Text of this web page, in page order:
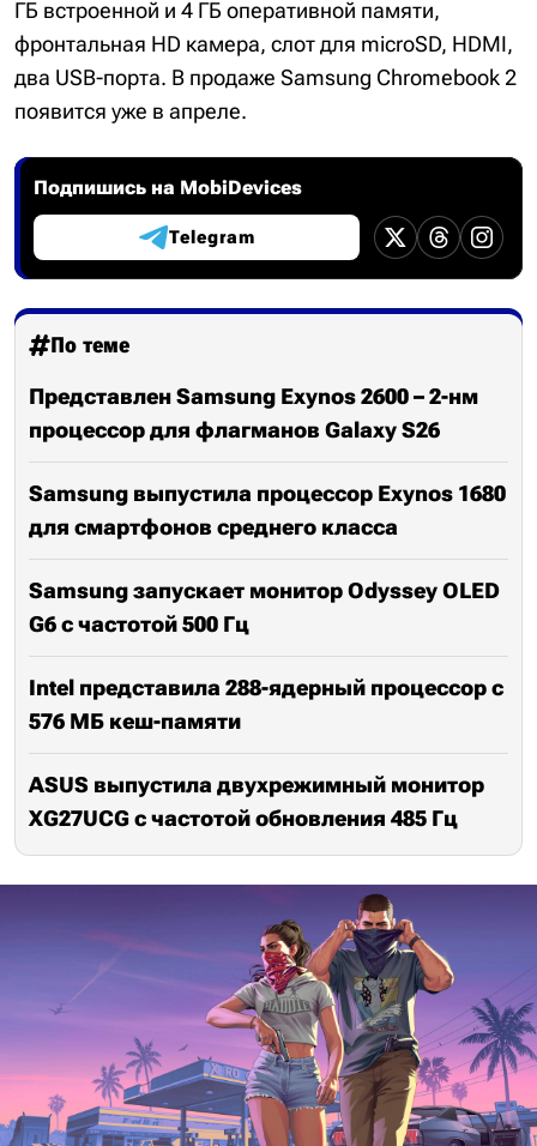
ГБ встроенной и 4 ГБ оперативной памяти,
фронтальная HD камера, слот для microSD, HDMI,
два USB-порта. В продаже Samsung Chromebook 2
появится уже в апреле.
Подпишись на MobiDevices
Telegram
По теме
Представлен Samsung Exynos 2600 – 2-нм
процессор для флагманов Galaxy S26
Samsung выпустила процессор Exynos 1680
для смартфонов среднего класса
Samsung запускает монитор Odyssey OLED
G6 с частотой 500 Гц
Intel представила 288-ядерный процессор с
576 МБ кеш-памяти
ASUS выпустила двухрежимный монитор
XG27UCG с частотой обновления 485 Гц